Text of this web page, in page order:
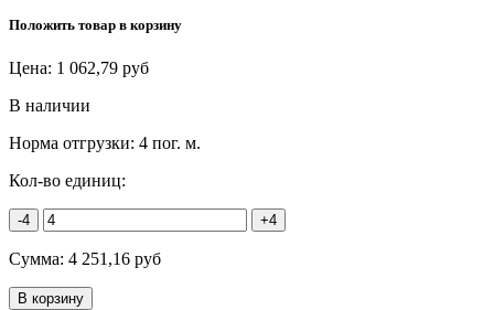
Положить товар в корзину
Цена: 1 062,79 руб
В наличии
Норма отгрузки: 4 пог. м.
Кол-во единиц:
-4 +4
Сумма: 4 251,16 руб